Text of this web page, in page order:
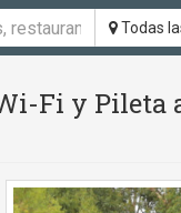
Todas
Fi y Pileta